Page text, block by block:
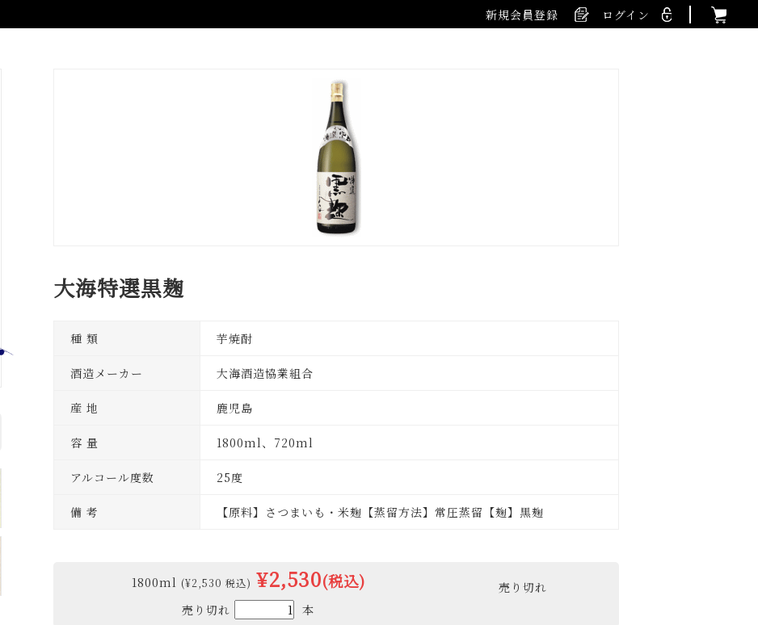
ログイン
新規会員登録
大海特選黒麹
種 類 芋焼酎
酒造メーカー 大海酒造協業組合
産 地 鹿児島
容 量 1800ml、720ml
アルコール度数 25度
備 考 【原料】さつまいも・米麹【蒸留方法】常圧蒸留【麹】黒麹
1800ml (¥2,530 税込) ¥2,530(税込)
売り切れ 本
売り切れ